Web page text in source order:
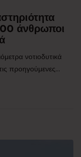
άνθρωποι
νοτιοδυτικά
προηγούμενες...